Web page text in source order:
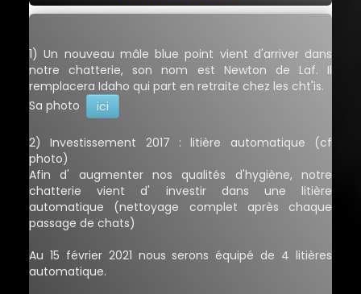
1) Un nouveau mâle blue point vient d'arriver dans
notre chatterie, son nom est Newton de Laf. Il
remplacera Idaho qui part en retraite chez les cht'is.
Sa photo
ici
2) Investissement 2017 : litière automatique (cf
photo)
Afin d' augmenter nos qualités d'hygiène, notre
chatterie vient d' investir dans une litière
automatique (nettoyage complet après chaque
passage de chats)
Au 15 février 2021 nous serons équipé de 4 litières
automatique.